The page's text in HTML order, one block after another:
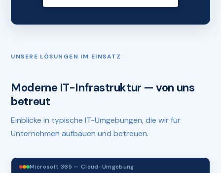
UNSERE LÖSUNGEN IM EINSATZ
Moderne IT-Infrastruktur — von uns
betreut
Einblicke in typische IT-Umgebungen, die wir für
Unternehmen aufbauen und betreuen.
Microsoft 365 — Cloud-Umgebung